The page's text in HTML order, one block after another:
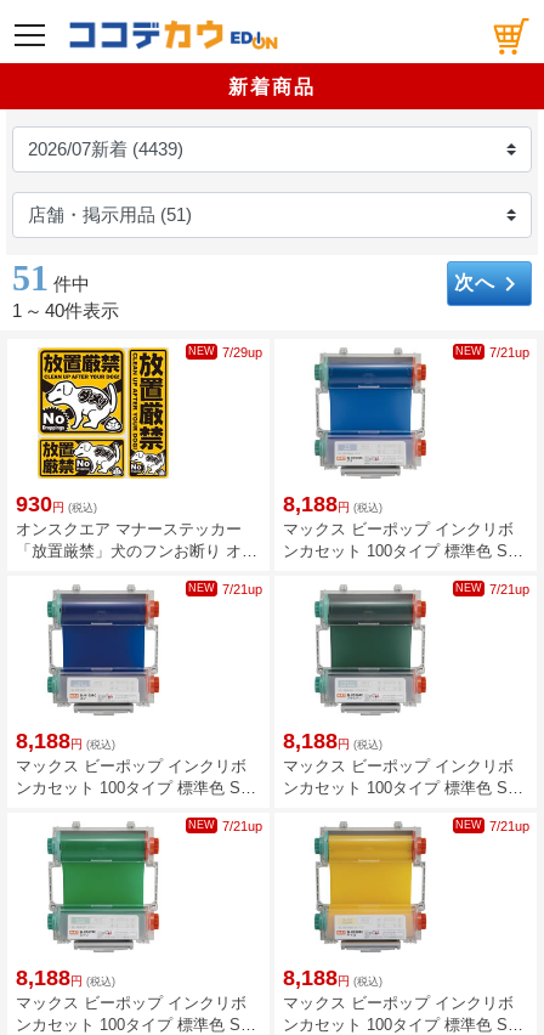
メニュー
新着商品
51 件中
1 ～ 40件表示
次へkeyboard_arrow_right
NEW 7/29up
930円 (税込)
オンスクエア マナーステッカー
「放置厳禁」犬のフンお断り オレ
NEW 7/21up
8,188円 (税込)
マックス ビーポップ インクリボ
ンカセット 100タイプ 標準色 SL-
NEW 7/21up
8,188円 (税込)
マックス ビーポップ インクリボ
ンカセット 100タイプ 標準色 SL-
NEW 7/21up
8,188円 (税込)
マックス ビーポップ インクリボ
ンカセット 100タイプ 標準色 SL-
NEW 7/21up
8,188円 (税込)
マックス ビーポップ インクリボ
ンカセット 100タイプ 標準色 SL-
NEW 7/21up
8,188円 (税込)
マックス ビーポップ インクリボ
ンカセット 100タイプ 標準色 SL-